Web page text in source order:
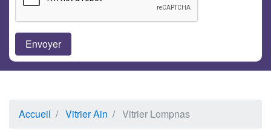
Accueil Vitrier Ain Vitrier Lompnas